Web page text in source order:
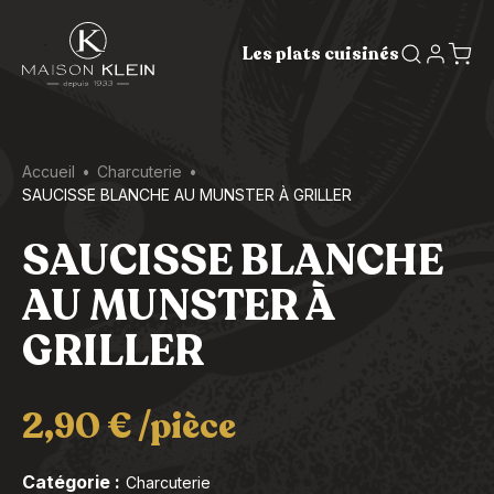
Les plats cuisinés
Accueil
Charcuterie
SAUCISSE BLANCHE AU MUNSTER À GRILLER
SAUCISSE BLANCHE
AU MUNSTER À
GRILLER
2,90€/pièce
Catégorie : Charcuterie